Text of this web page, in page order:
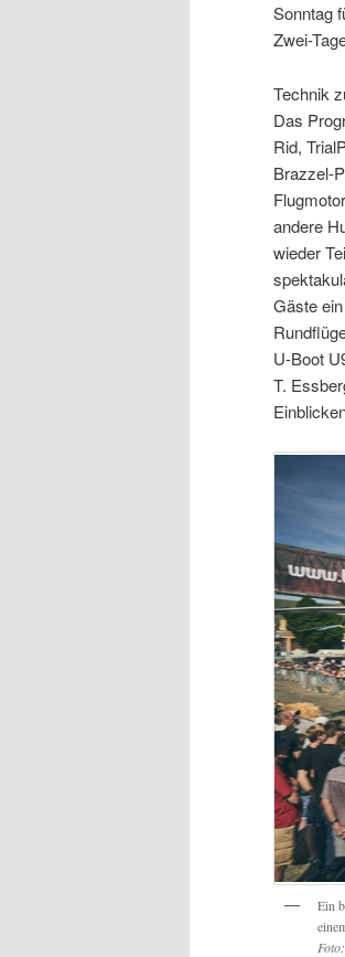
Sonntag
Zwei-
Technik
Das
Rid,
Brazzel-
andere
wieder
Gäste
U-Boot
T.
Ein